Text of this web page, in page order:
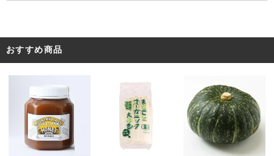
おすすめ商品